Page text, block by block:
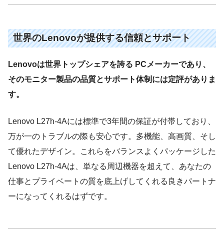
世界のLenovoが提供する信頼とサポート
Lenovoは世界トップシェアを誇る PCメーカーであり、
そのモニター製品の品質とサポート体制には定評がありま
す。
Lenovo L27h-4Aには標準で3年間の保証が付帯しており、
万が一のトラブルの際も安心です。多機能、高画質、そし
て優れたデザイン。これらをバランスよくパッケージした
Lenovo L27h-4Aは、単なる周辺機器を超えて、あなたの
仕事とプライベートの質を底上げしてくれる良きパートナ
ーになってくれるはずです。